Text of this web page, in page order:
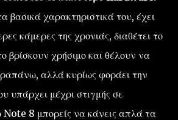
βασικά χαρακτηριστικά του, έχει
κάμερες της χρονιάς, διαθέτει το
βρίσκουν χρήσιμο και θέλουν να
αλλά κυρίως φοράει την
υπάρχει μέχρι στιγμής σε
8 μπορείς να κάνεις απλά τα